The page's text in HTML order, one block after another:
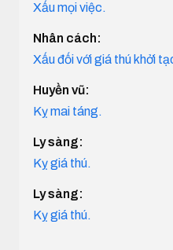
Xấu mọi việc.
Nhân cách:
Xấu đối với giá thú khởi
Huyền vũ:
Kỵ mai táng.
Ly sàng:
Kỵ giá thú.
Ly sàng:
Kỵ giá thú.